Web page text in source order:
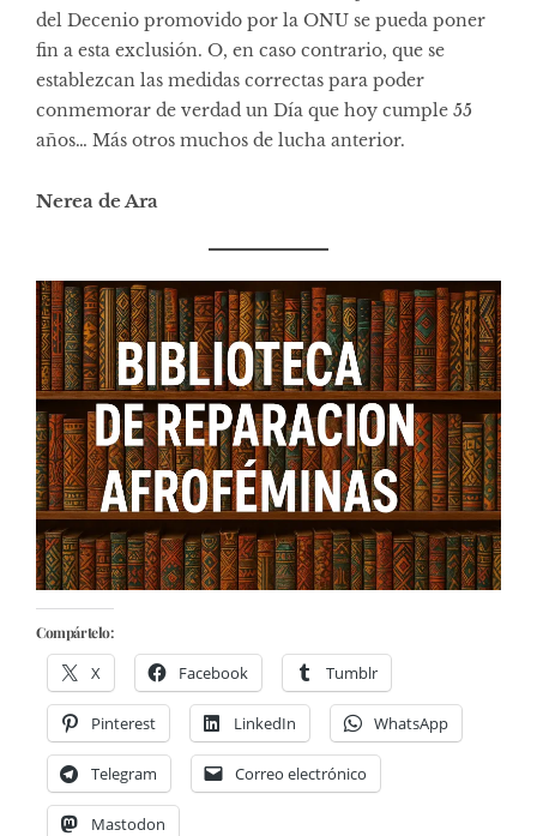
del Decenio promovido por la ONU se pueda poner
fin a esta exclusión. O, en caso contrario, que se
establezcan las medidas correctas para poder
conmemorar de verdad un Día que hoy cumple 55
años… Más otros muchos de lucha anterior.
Nerea de Ara
Compártelo:
X Facebook Tumblr
Pinterest LinkedIn WhatsApp
Telegram Correo electrónico
Mastodon